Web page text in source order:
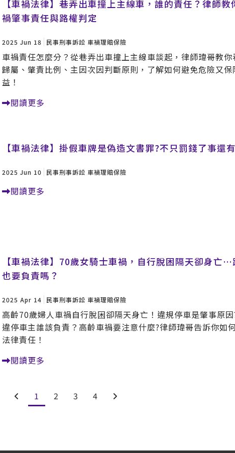
【車禍法律】巷弄出車撞上主線車，誰的責任？律師教
禍肇事責任與路權判定
2025 Jun 18 民事刑事訴訟 車禍理賠保險
車禍責任怎麼分？從巷弄出車撞上主線車談起，律師瑋哥教你
歸屬、肇責比例、主因次因判斷原則，了解如何避免危險又保
益！
閱讀更多
【車禍法律】掛假車牌是偽造文書罪?不只罰錢了事還
2025 Jun 10 民事刑事訴訟 車禍理賠保險
閱讀更多
【車禍法律】70歲女騎士車禍，自行脫困隔天卻身亡…
也要負責嗎？
2025 Apr 14 民事刑事訴訟 車禍理賠保險
高齡70歲婦人車禍自行脫困卻隔天身亡！違規停車是肇事原
違停車主誰該負責？高齡車禍要注意什麼?律師瑋哥告訴你如
法律責任！
閱讀更多
1 2 3 4